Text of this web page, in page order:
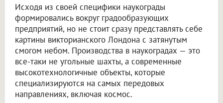
Исходя из своей специфики наукограды
формировались вокруг градообразующих
предприятий, но не стоит сразу представлять себе
картины викторианского Лондона с затянутым
смогом небом. Производства в наукоградах — это
все-таки не угольные шахты, а современные
высокотехнологичные объекты, которые
специализируются на самых передовых
направлениях, включая космос.